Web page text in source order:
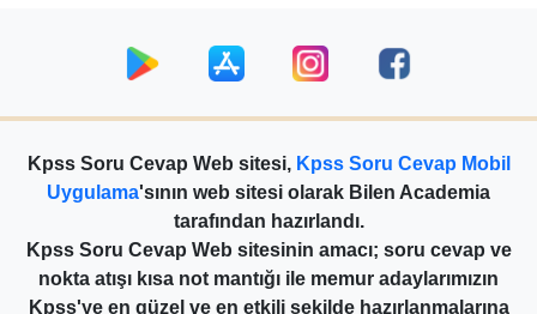
Kpss Soru Cevap Web sitesi, Kpss Soru Cevap Mobil
Uygulama'sının web sitesi olarak Bilen Academia
tarafından hazırlandı.
Kpss Soru Cevap Web sitesinin amacı; soru cevap ve
nokta atışı kısa not mantığı ile memur adaylarımızın
Kpss'ye en güzel ve en etkili şekilde hazırlanmalarına